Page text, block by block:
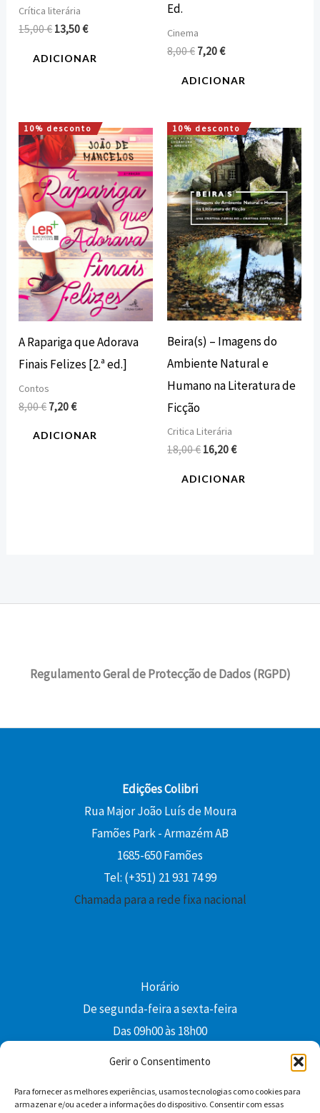
Gerir o Consentimento
Para fornecer as melhores experiências, usamos tecnologias como cookies para
armazenar e/ou aceder a informações do dispositivo. Consentir com essas
Crítica literária
15,00€ 13,50€
ADICIONAR
Ed.
Cinema
8,00€ 7,20€
ADICIONAR
10% desconto
A Rapariga que Adorava
Finais Felizes [2.ª ed.]
Contos
8,00€
O
preço
original
era:
8,00 €.
7,20€
O
preço
atual
é:
7,20 €.
ADICIONAR
10% desconto
Beira(s) – Imagens do
Ambiente Natural e
Humano na Literatura de
Ficção
Critica Literária
18,00€
O
preço
original
era:
18,00 €.
16,20€
O
preço
atual
16,20 €.
ADICIONAR
Regulamento Geral de Protecção de Dados (RGPD)
Edições Colibri
Rua Major João Luís de Moura
Famões Park - Armazém AB
1685-650 Famões
Tel: (+351) 21 931 74 99
Chamada para a rede fixa nacional
Horário
De segunda-feira a sexta-feira
Das 09h00 às 18h00
Facebook YouTube Instagram Whatsapp